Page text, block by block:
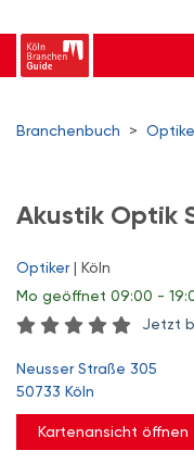
Branchenbuch >
Akustik Optik
Optiker| Köln
Mo geöffnet 09:00 -
Jetzt
Neusser Straße 305
50733 Köln
Kartenansicht öffnen